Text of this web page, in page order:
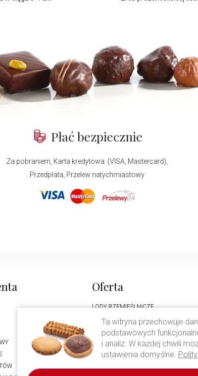
Płać bezpiecznie
Za pobraniem, Karta kredytowa. (VISA, Mastercard),
Przedpłata, Przelew natychmiastowy
Oferta
LODY RZEMIEŚLNICZE
CIASTO DROŻDŻOWE
KAWA CAVALLO
FOLWARK KAMYK
OFERTA WESELNA
Ta witryna przechowuje
podstawowych
i analiz. W każdej chwili
ustawienia domyślne.